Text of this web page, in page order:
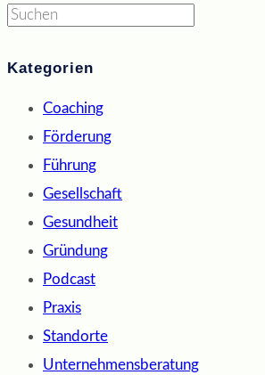
Suchen
Kategorien
Coaching
Förderung
Führung
Gesellschaft
Gesundheit
Gründung
Podcast
Praxis
Standorte
Unternehmensberatung